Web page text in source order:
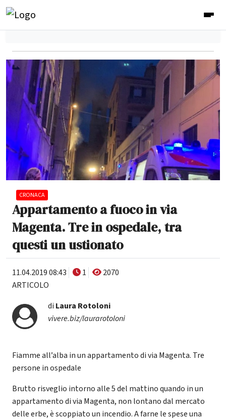
CRONACA
Appartamento a fuoco in via
Magenta. Tre in ospedale, tra
questi un ustionato
11.04.2019 08:43 1
2070
ARTICOLO
di Laura Rotoloni
vivere.biz/laurarotoloni
Fiamme all’alba in un appartamento di via Magenta. Tre
persone in ospedale
Brutto risveglio intorno alle 5 del mattino quando in un
appartamento di via Magenta, non lontano dal mercato
delle erbe, è scoppiato un incendio. A farne le spese una